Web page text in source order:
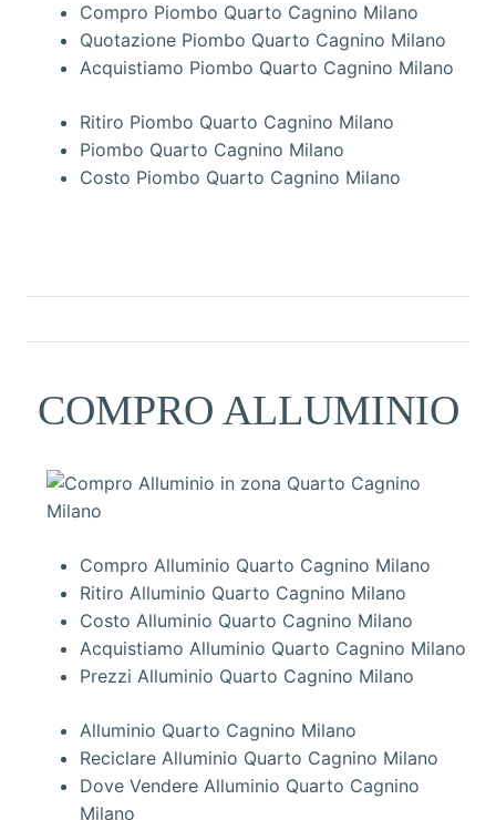
Compro Piombo Quarto Cagnino Milano
Quotazione Piombo Quarto Cagnino Milano
Acquistiamo Piombo Quarto Cagnino Milano
Ritiro Piombo Quarto Cagnino Milano
Piombo Quarto Cagnino Milano
Costo Piombo Quarto Cagnino Milano
COMPRO ALLUMINIO
Compro Alluminio Quarto Cagnino Milano
Ritiro Alluminio Quarto Cagnino Milano
Costo Alluminio Quarto Cagnino Milano
Acquistiamo Alluminio Quarto Cagnino Milano
Prezzi Alluminio Quarto Cagnino Milano
Alluminio Quarto Cagnino Milano
Reciclare Alluminio Quarto Cagnino Milano
Dove Vendere Alluminio Quarto Cagnino
Milano